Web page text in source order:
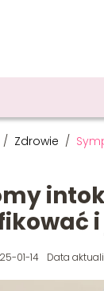
/ Zdrowie /
01-14 Data